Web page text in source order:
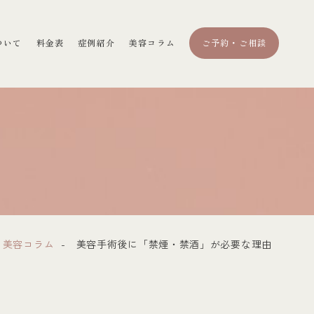
て 料金表 症例紹介 美容コラム ご予約・ご相談
美容コラム 美容手術後に「禁煙・禁酒」が必要な理由